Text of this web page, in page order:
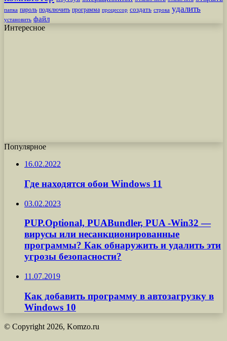
папка пароль подключить программа процессор создать строка удалить
установить файл
Интересное
Популярное
16.02.2022
Где находятся обои Windows 11
03.02.2023
PUP.Optional, PUABundler, PUA -Win32 —
вирусы или несанкционированные
программы? Как обнаружить и удалить эти
угрозы безопасности?
11.07.2019
Как добавить программу в автозагрузку в
Windows 10
© Copyright 2026, Komzo.ru